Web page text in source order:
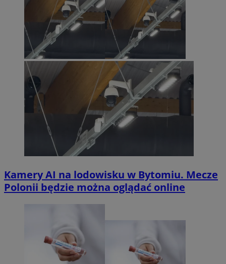
Kamery AI na lodowisku w Bytomiu. Mecze
Polonii będzie można oglądać online